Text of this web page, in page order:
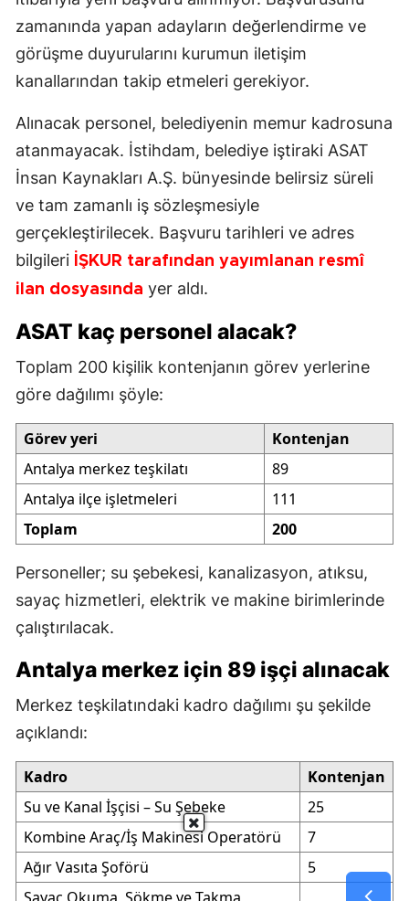
zamanında yapan adayların değerlendirme ve
görüşme duyurularını kurumun iletişim
kanallarından takip etmeleri gerekiyor.
Alınacak personel, belediyenin memur kadrosuna
atanmayacak. İstihdam, belediye iştiraki ASAT
İnsan Kaynakları A.Ş. bünyesinde belirsiz süreli
ve tam zamanlı iş sözleşmesiyle
gerçekleştirilecek. Başvuru tarihleri ve adres
bilgileri İŞKUR tarafından yayımlanan resmî
ilan dosyasında yer aldı.
ASAT kaç personel alacak?
Toplam 200 kişilik kontenjanın görev yerlerine
göre dağılımı şöyle:
Görev yeri
Kontenjan
Antalya merkez teşkilatı
89
Antalya ilçe işletmeleri
111
Toplam
200
Personeller; su şebekesi, kanalizasyon, atıksu,
sayaç hizmetleri, elektrik ve makine birimlerinde
çalıştırılacak.
Antalya merkez için 89 işçi alınacak
Merkez teşkilatındaki kadro dağılımı şu şekilde
açıklandı:
Kadro
Kontenjan
Su ve Kanal İşçisi – Su Şebeke
25
Kombine Araç/İş Makinesi Operatörü
7
Ağır Vasıta Şoförü
5